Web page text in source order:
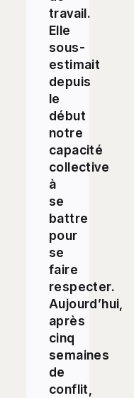
travail.
Elle
sous-
estimait
depuis
le
début
notre
capacité
collective
à
se
battre
pour
se
faire
respecter.
Aujourd’hui,
après
cinq
semaines
de
conflit,